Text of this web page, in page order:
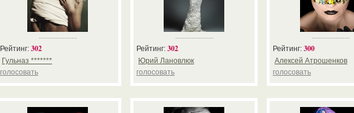
.....................
Рейтинг: 302
Гульназ *******
голосовать
.....................
Рейтинг: 302
Юрий Лановлюк
голосовать
.....................
Рейтинг: 300
Алексей Атрошенков
голосовать